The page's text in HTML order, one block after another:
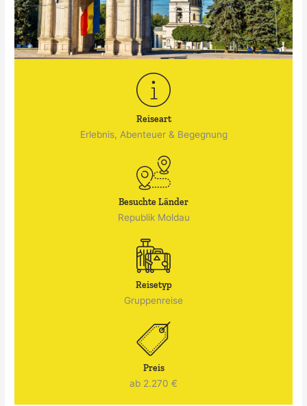
Reiseart
Erlebnis, Abenteuer & Begegnung
Besuchte Länder
Republik Moldau
Reisetyp
Gruppenreise
Preis
ab 2.270 €